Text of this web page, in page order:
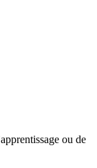
ou de